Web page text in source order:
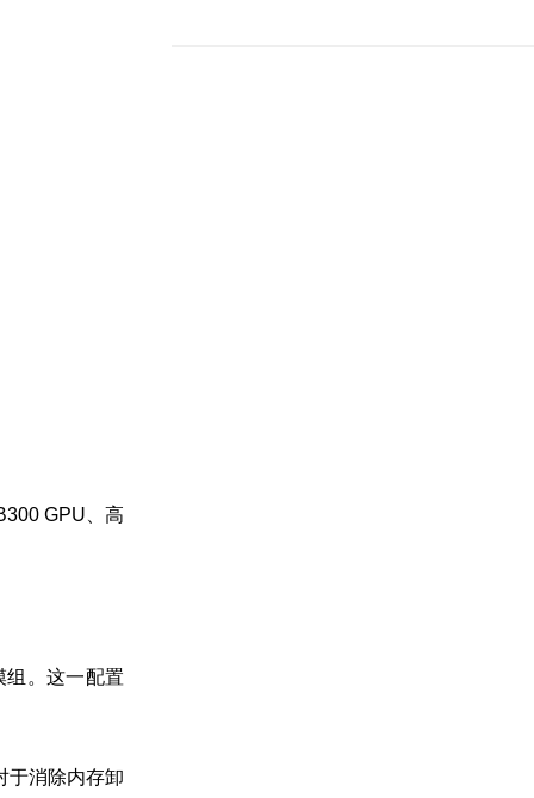
GPU、高
组。这一配置
于消除内存卸